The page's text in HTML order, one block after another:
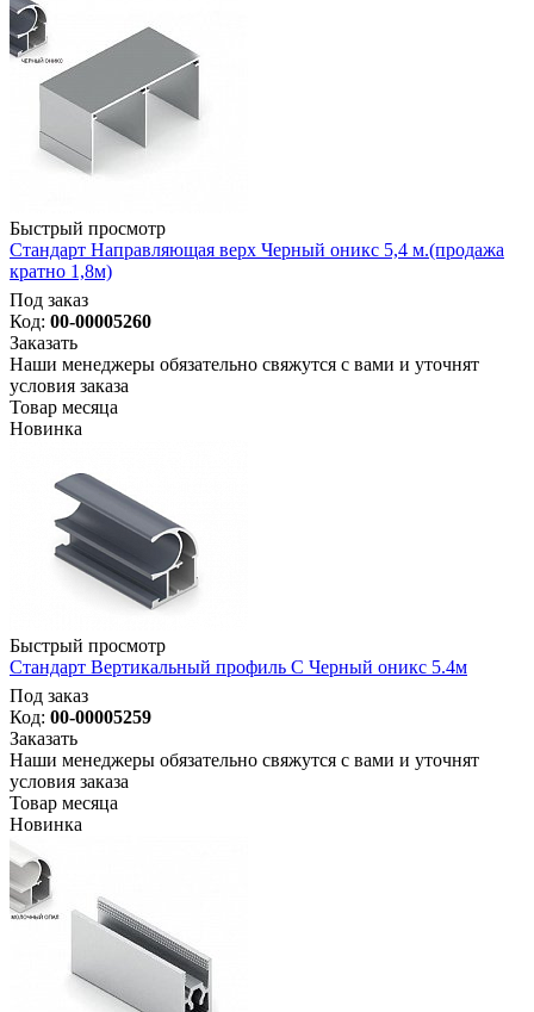
Быстрый просмотр
Стандарт Направляющая верх Черный оникс 5,4 м.(продажа
кратно 1,8м)
Под заказ
Код: 00-00005260
Заказать
Наши менеджеры обязательно свяжутся с вами и уточнят
условия заказа
Товар месяца
Новинка
Быстрый просмотр
Стандарт Вертикальный профиль С Черный оникс 5.4м
Под заказ
Код: 00-00005259
Заказать
Наши менеджеры обязательно свяжутся с вами и уточнят
условия заказа
Товар месяца
Новинка